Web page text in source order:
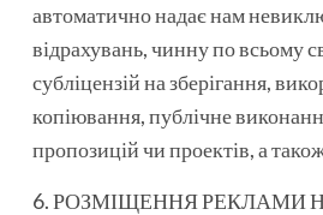
автоматично надає нам
відрахувань, чинну по всьому
субліцензій на зберігання,
копіювання, публічне
пропозицій чи проектів, а
6. РОЗМІЩЕННЯ РЕКЛАМИ